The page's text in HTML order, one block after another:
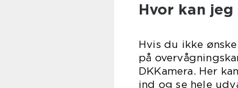
Hvor kan
Hvis du ikke
på
DKKamera. Her
ind og se hele